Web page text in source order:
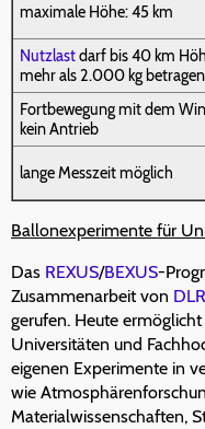
maximale Höhe: 45 km
Nutzlastdarf bis 40 km
mehr als 2.000 kg betragen
Fortbewegung mit dem
kein Antrieb
lange Messzeit möglich
Ballonexperimente für
Das REXUS/BEXUS-
Zusammenarbeit von DLR
gerufen. Heute
Universitäten und
eigenen Experimente in
wie
Materialwissenschaften,